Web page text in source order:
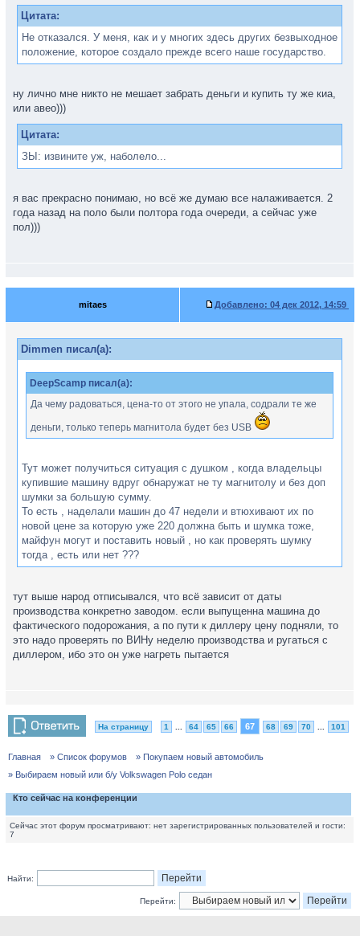
Цитата:
Не отказался. У меня, как и у многих здесь других безвыходное
положение, которое создало прежде всего наше государство.
ну лично мне никто не мешает забрать деньги и купить ту же киа,
или авео)))
Цитата:
ЗЫ: извините уж, наболело...
я вас прекрасно понимаю, но всё же думаю все налаживается. 2
года назад на поло были полтора года очереди, а сейчас уже
пол)))
mitaes Добавлено: 04 дек 2012, 14:59
Dimmen писал(а):
DeepScamp писал(а):
Да чему радоваться, цена-то от этого не упала, содрали те же
деньги, только теперь магнитола будет без USB
Тут может получиться ситуация с душком , когда владельцы
купившие машину вдруг обнаружат не ту магнитолу и без доп
шумки за большую сумму.
То есть , наделали машин до 47 недели и втюхивают их по
новой цене за которую уже 220 должна быть и шумка тоже,
майфун могут и поставить новый , но как проверять шумку
тогда , есть или нет ???
тут выше народ отписывался, что всё зависит от даты
производства конкретно заводом. если выпущенна машина до
фактического подорожания, а по пути к диллеру цену подняли, то
это надо проверять по ВИНу неделю производства и ругаться с
диллером, ибо это он уже нагреть пытается
На страницу 1 64 65 66 67 68 69 70 101
Главная » Список форумов
» Покупаем новый автомобиль
» Выбираем новый или б/у Volkswagen Polo седан
Кто сейчас на конференции
Сейчас этот форум просматривают: нет зарегистрированных пользователей и гости:
7
Найти:
Перейти: